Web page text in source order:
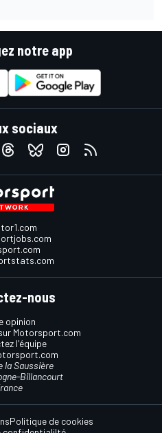
notre app
sociaux
nous
opinion
Motorsport.com
l'équipe
la Saussière
Billancourt
Politique de cookies